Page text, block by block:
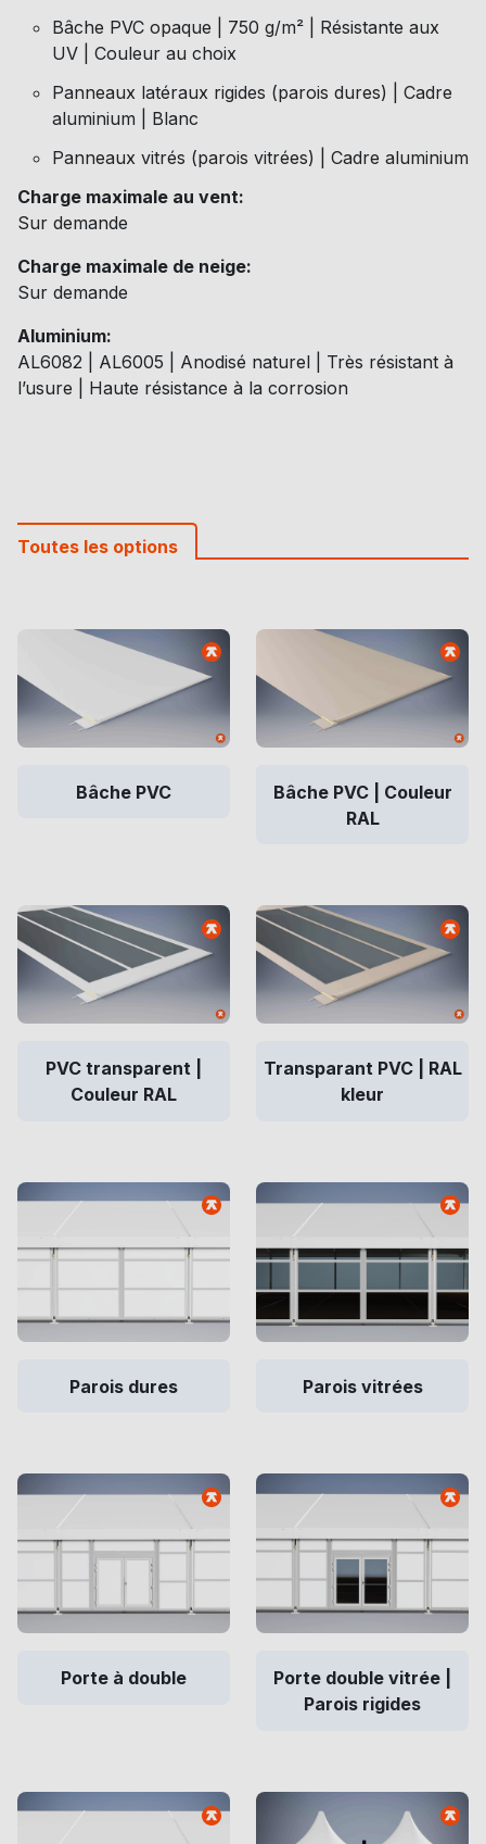
Bâche PVC opaque | 750 g/m² | Résistante aux
UV | Couleur au choix
Panneaux latéraux rigides (parois dures) | Cadre
aluminium | Blanc
Panneaux vitrés (parois vitrées) | Cadre aluminium
Charge maximale au vent:
Sur demande
Charge maximale de neige:
Sur demande
Aluminium:
AL6082 | AL6005 | Anodisé naturel | Très résistant à
l’usure | Haute résistance à la corrosion
Toutes les options
Bâche PVC
Bâche PVC | Couleur
RAL
PVC transparent |
Couleur RAL
Transparant PVC | RAL
kleur
Parois dures Parois vitrées
Porte à double
Porte double vitrée |
Parois rigides